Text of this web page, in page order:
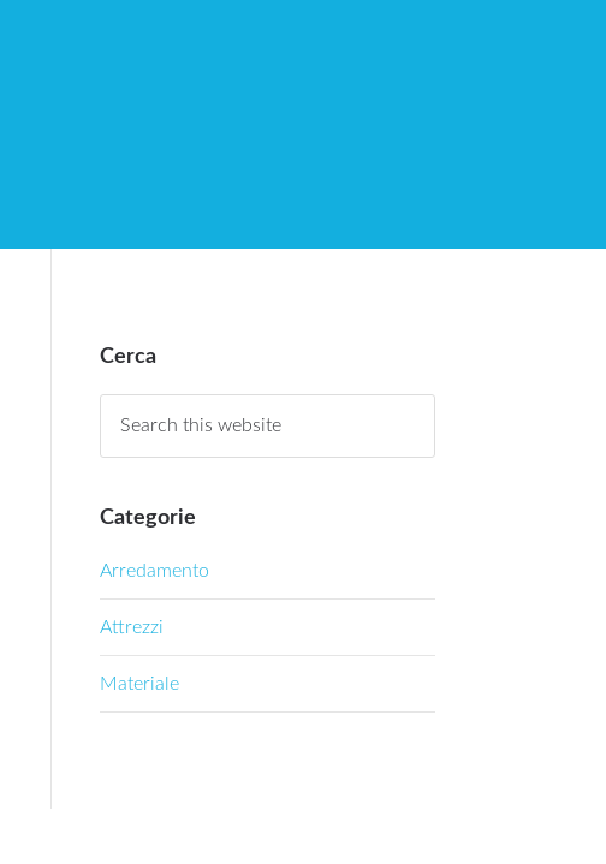
Cerca
Categorie
Arredamento
Attrezzi
Materiale